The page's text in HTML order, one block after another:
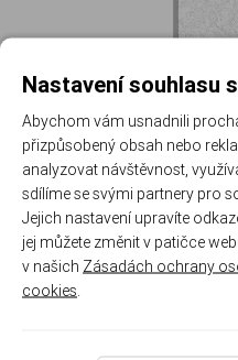
Nastavení souhlasu
Abychom vám usnadnili
přizpůsobený obsah nebo
analyzovat návštěvnost,
sdílíme se svými partnery pro
Jejich nastavení upravíte
jej můžete změnit v patičce
v našich Zásadách ochrany
cookies